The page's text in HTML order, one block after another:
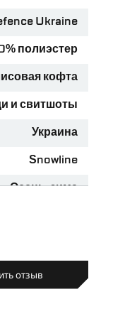
своих
людей с
Ukraine
полиэстер
кофта
и свитшоты
Украина
Snowline
Осень-зима
отзыв